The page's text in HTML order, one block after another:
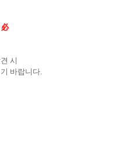
시
바랍니다.